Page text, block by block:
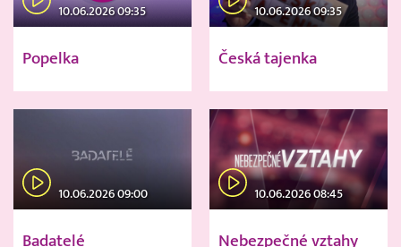
10.06.2026 09:35
Popelka
10.06.2026 09:35
Česká tajenka
10.06.2026 09:00
Badatelé
10.06.2026 08:45
Nebezpečné vztahy